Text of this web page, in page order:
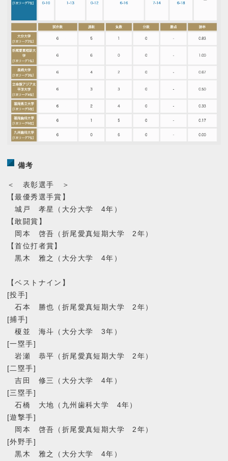
備考
＜ 表彰選手 ＞
【最優秀選手賞】
城戸 孝星（大分大学 4年）
【敢闘賞】
岡本 啓吾（折尾愛真短期大学 2年）
【首位打者賞】
黒木 雅之（大分大学 4年）
【ベストナイン】
[投手]
石本 勝也（折尾愛真短期大学 2年）
[捕手]
榎並 海斗（大分大学 3年）
[一塁手]
岩瀬 恭平（折尾愛真短期大学 2年）
[二塁手]
吉田 修三（大分大学 4年）
[三塁手]
石橋 大地（九州歯科大学 4年）
[遊撃手]
岡本 啓吾（折尾愛真短期大学 2年）
[外野手]
黒木 雅之（大分大学 4年）